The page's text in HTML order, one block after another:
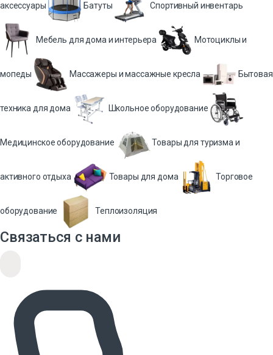
аксессуары Батуты Спортивный инвентарь
Мебель для дома и интерьера Мотоциклы и
мопеды Массажеры и массажные кресла Бытовая
техника для дома Школьное оборудование
Медицинское оборудование Товары для туризма и
активного отдыха Товары для дома Торговое
оборудование Теплоизоляция
Связаться с нами